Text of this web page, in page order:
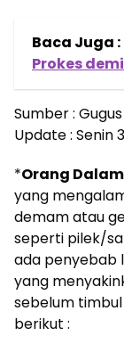
Baca Juga :
Prokes
Sumber :
Update : Senin
*Orang
yang
demam atau
seperti pilek/
ada penyebab
yang
sebelum
berikut :